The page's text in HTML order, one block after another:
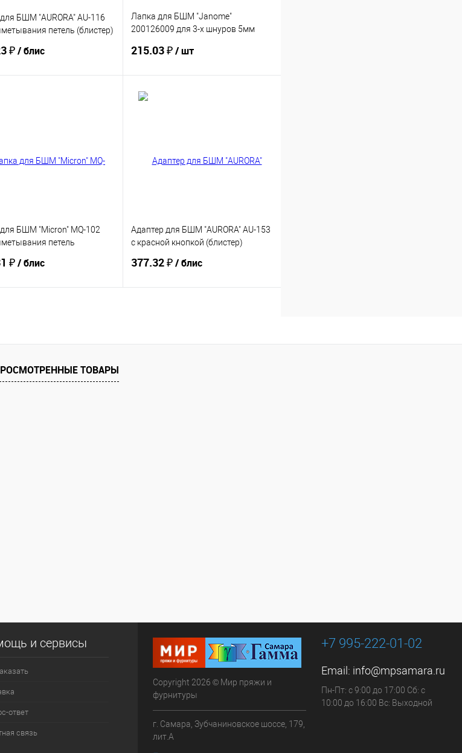
БШМ "AURORA" AU-116
петель (блистер)
₽/ блис
Лапка для БШМ "Janome"
200126009 для 3-х шнуров 5мм
215.03 ₽/ шт
БШМ "Micron" MQ-102
петель
₽/ блис
Адаптер для БШМ "AURORA" AU-153
с красной кнопкой (блистер)
377.32 ₽/ блис
В избранное
ТОВАРЫ
и сервисы
ответ
связь
Copyright 2026 © Мир пряжи и
фурнитуры
г. Самара, Зубчаниновское шоссе, 179,
лит.А
+7 995-222-01-02
Email: info@mpsamara.ru
Пн-Пт: с 9:00 до 17:00 Сб: с
10:00 до 16:00 Вс: Выходной